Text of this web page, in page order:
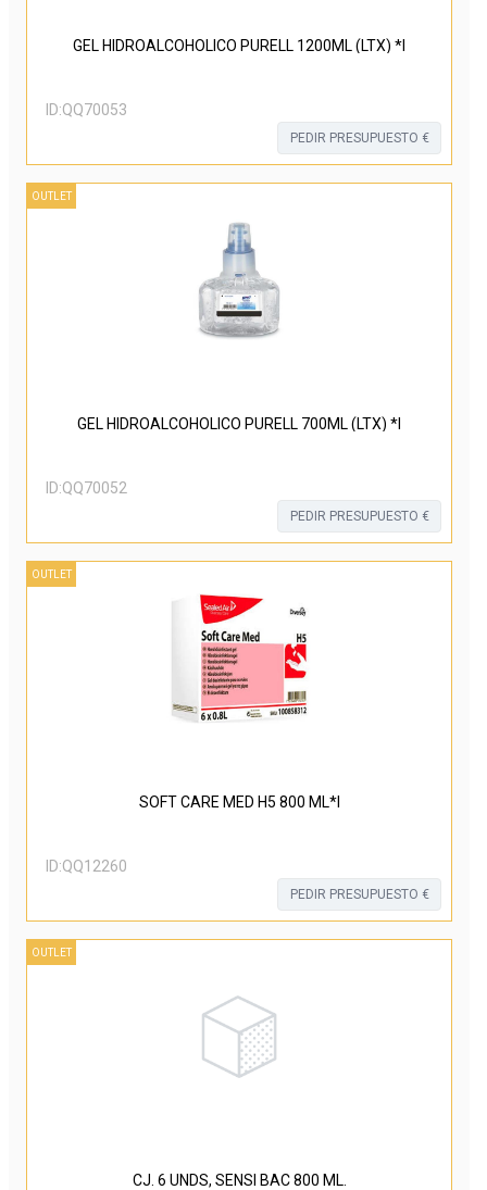
GEL HIDROALCOHOLICO PURELL 1200ML (LTX) *I
ID:QQ70053
PEDIR PRESUPUESTO €
OUTLET
GEL HIDROALCOHOLICO PURELL 700ML (LTX) *I
ID:QQ70052
PEDIR PRESUPUESTO €
OUTLET
SOFT CARE MED H5 800 ML*I
ID:QQ12260
PEDIR PRESUPUESTO €
OUTLET
CJ. 6 UNDS, SENSI BAC 800 ML.